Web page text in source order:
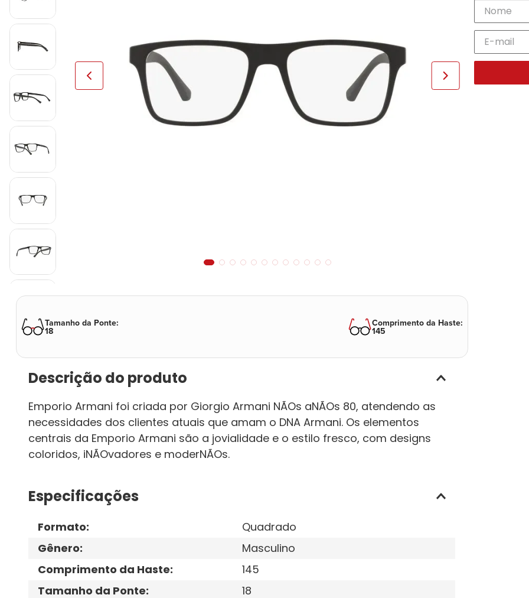
Tamanho da Ponte:
18
Comprimento da Haste:
145
Descrição do produto
Emporio Armani foi criada por Giorgio Armani NÃOs aNÃOs 80, atendendo as
necessidades dos clientes atuais que amam o DNA Armani. Os elementos
centrais da Emporio Armani são a jovialidade e o estilo fresco, com designs
coloridos, iNÃOvadores e moderNÃOs.
Especificações
Formato:
Quadrado
Gênero:
Masculino
Comprimento da Haste:
145
Tamanho da Ponte:
18